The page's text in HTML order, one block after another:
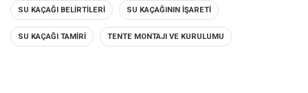
SU KAÇAĞI BELIRTILERI SU KAÇAĞININ İŞARETI
SU KAÇAĞI TAMIRI TENTE MONTAJI VE KURULUMU